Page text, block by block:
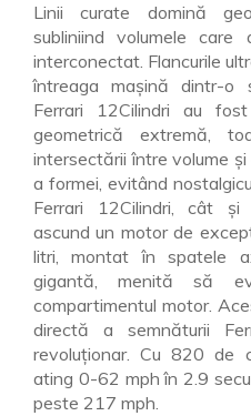
Linii curate domină
subliniind volumele
interconectat. Flancurile
întreaga mașină dintr-o
Ferrari 12Cilindri au
geometrică extremă,
intersectării între volume
a formei, evitând
Ferrari 12Cilindri, cât și
ascund un motor de
litri, montat în spatele
gigantă, menită să
compartimentul motor.
directă a semnăturii
revoluționar. Cu 820 de
ating 0-62 mph în 2.9
peste 217 mph.